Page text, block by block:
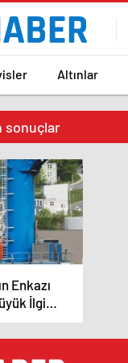
Altınlar
sonuçlar
Enkazı
İlgi